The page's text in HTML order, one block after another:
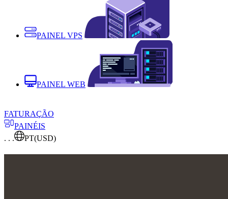
PAINEL VPS
PAINEL WEB
FATURAÇÃO
PAINÉIS
. . .
PT(USD)